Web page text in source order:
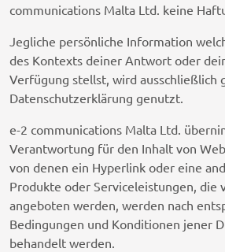
communications Malta Ltd. keine
Jegliche persönliche Information
des Kontexts deiner Antwort oder
Verfügung stellst, wird ausschließlich
Datenschutzerklärung genutzt.
e-2 communications Malta Ltd.
Verantwortung für den Inhalt von
von denen ein Hyperlink oder eine
Produkte oder Serviceleistungen, die
angeboten werden, werden nach
Bedingungen und Konditionen jener
behandelt werden.